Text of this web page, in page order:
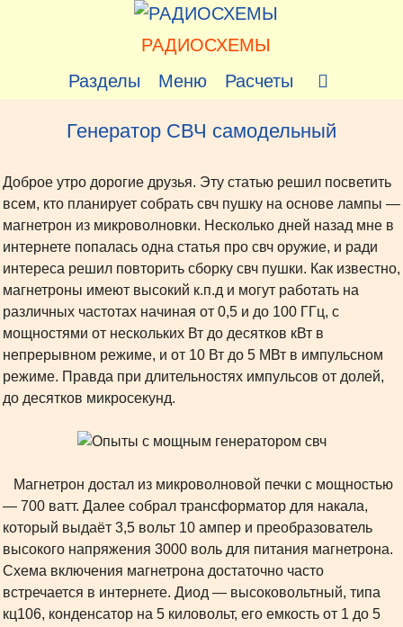
РАДИОСХЕМЫ
Разделы
Меню Расчеты
Генератор СВЧ самодельный
Доброе утро дорогие друзья. Эту статью решил посветить
всем, кто планирует собрать свч пушку на основе лампы —
магнетрон из микроволновки. Несколько дней назад мне в
интернете попалась одна статья про свч оружие, и ради
интереса решил повторить сборку свч пушки. Как известно,
магнетроны имеют высокий к.п.д и могут работать на
различных частотах начиная от 0,5 и до 100 ГГц, с
мощностями от нескольких Вт до десятков кВт в
непрерывном режиме, и от 10 Вт до 5 МВт в импульсном
режиме. Правда при длительностях импульсов от долей,
до десятков микросекунд.
Магнетрон достал из микроволновой печки с мощностью
— 700 ватт. Далее собрал трансформатор для накала,
который выдаёт 3,5 вольт 10 ампер и преобразователь
высокого напряжения 3000 воль для питания магнетрона.
Схема включения магнетрона достаточно часто
встречается в интернете. Диод — высоковольтный, типа
кц106, конденсатор на 5 киловольт, его емкость от 1 до 5